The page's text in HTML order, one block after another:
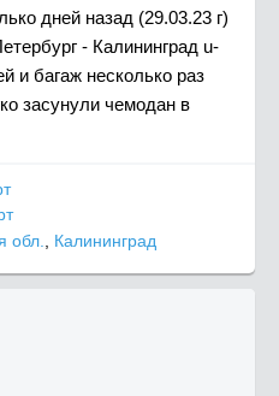
дней назад (29.03.23 г)
- Калининград u-
и багаж несколько раз
засунули чемодан в
обл. Калининград